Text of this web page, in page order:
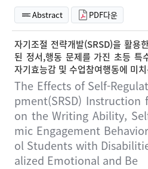
Abstract PDF다운
자기조절 전략개발(SRSD)을 활용
된 정서,행동 문제를 가진 초등 특
자기효능감 및 수업참여행동에 미
The Effects of Self-
pment(SRSD)
on the Writing Ability,
mic Engagement
ol Students with
alized Emotional and Be